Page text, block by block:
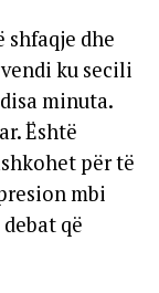
shfaqje dhe
ku secili
minuta.
Është
për të
mbi
që